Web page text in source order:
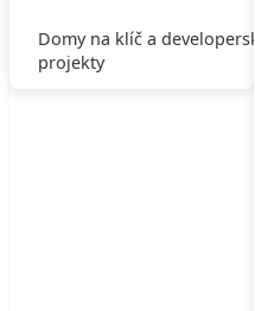
Domy na klíč a
projekty